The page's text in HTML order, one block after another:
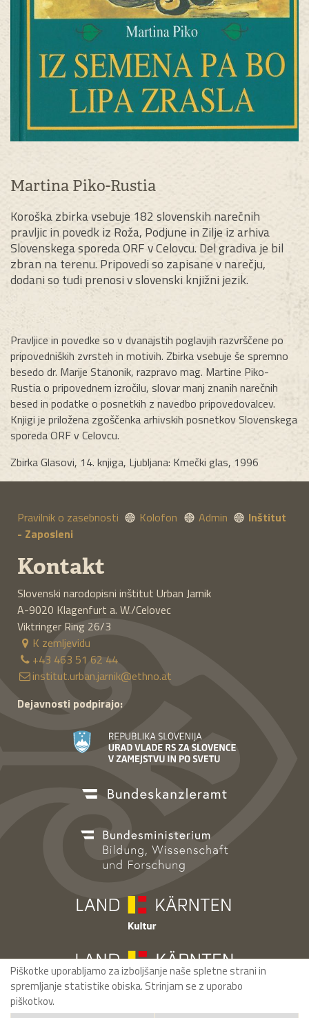
Martina Piko-Rustia
Koroška zbirka vsebuje 182 slovenskih narečnih
pravljic in povedk iz Roža, Podjune in Zilje iz arhiva
Slovenskega sporeda ORF v Celovcu. Del gradiva je bil
zbran na terenu. Pripovedi so zapisane v narečju,
dodani so tudi prenosi v slovenski knjižni jezik.
Pravljice in povedke so v dvanajstih poglavjih razvrščene po
pripovedniških zvrsteh in motivih. Zbirka vsebuje še spremno
besedo dr. Marije Stanonik, razpravo mag. Martine Piko-
Rustia o pripovednem izročilu, slovar manj znanih narečnih
besed in podatke o posnetkih z navedbo pripovedovalcev.
Knjigi je priložena zgoščenka arhivskih posnetkov Slovenskega
sporeda ORF v Celovcu.
Zbirka Glasovi, 14. knjiga, Ljubljana: Kmečki glas, 1996
Pravilnik o zasebnosti Kolofon Admin
Inštitut
- Zaposleni
Kontakt
Slovenski narodopisni inštitut Urban Jarnik
A-9020 Klagenfurt a. W./Celovec
Viktringer Ring 26/3
K zemljevidu
+43 463 51 62 44
institut.urban.jarnik@ethno.at
Dejavnosti podpirajo:
Piškotke uporabljamo za izboljšanje naše spletne strani in
spremljanje statistike obiska. Strinjam se z uporabo
piškotkov.